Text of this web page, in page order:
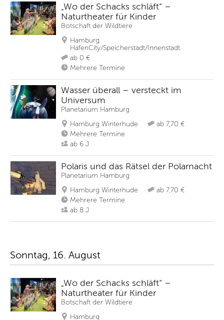
„Wo der Schacks schläft“ –
Naturtheater für Kinder
Botschaft der Wildtiere
Hamburg
HafenCity/Speicherstadt/Innenstadt
ab 0 €
Mehrere Termine
Wasser überall – versteckt im
Universum
Planetarium Hamburg
Hamburg Winterhude
ab 7,70 €
Mehrere Termine
ab 6 J
Polaris und das Rätsel der Polarnacht
Planetarium Hamburg
Hamburg Winterhude
ab 7,70 €
Mehrere Termine
ab 8 J
Sonntag, 16. August
„Wo der Schacks schläft“ –
Naturtheater für Kinder
Botschaft der Wildtiere
Hamburg